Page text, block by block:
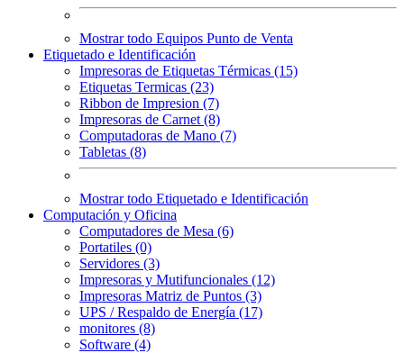
Mostrar todo Equipos Punto de Venta
Etiquetado e Identificación
Impresoras de Etiquetas Térmicas (15)
Etiquetas Termicas (23)
Ribbon de Impresion (7)
Impresoras de Carnet (8)
Computadoras de Mano (7)
Tabletas (8)
Mostrar todo Etiquetado e Identificación
Computación y Oficina
Computadores de Mesa (6)
Portatiles (0)
Servidores (3)
Impresoras y Mutifuncionales (12)
Impresoras Matriz de Puntos (3)
UPS / Respaldo de Energía (17)
monitores (8)
Software (4)